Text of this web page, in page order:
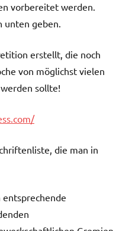
vorbereitet werden.
unten geben.
erstellt, die noch
von möglichst vielen
sollte!
die man in